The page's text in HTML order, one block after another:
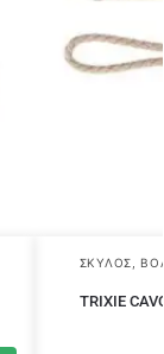
ΣΚΎΛΟΣ
TRIXIE